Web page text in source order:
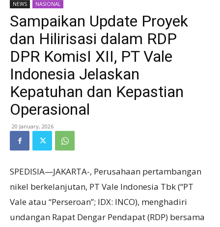
NEWS NASIONAL
Sampaikan Update Proyek
dan Hilirisasi dalam RDP
DPR KomisI XII, PT Vale
Indonesia Jelaskan
Kepatuhan dan Kepastian
Operasional
20 January, 2026
SPEDISIA—JAKARTA-, Perusahaan pertambangan
nikel berkelanjutan, PT Vale Indonesia Tbk (“PT
Vale atau “Perseroan”; IDX: INCO), menghadiri
undangan Rapat Dengar Pendapat (RDP) bersama